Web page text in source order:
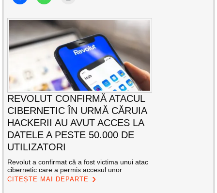
REVOLUT CONFIRMĂ ATACUL
CIBERNETIC ÎN URMĂ CĂRUIA
HACKERII AU AVUT ACCES LA
DATELE A PESTE 50.000 DE
UTILIZATORI
Revolut a confirmat că a fost victima unui atac
cibernetic care a permis accesul unor
CITEȘTE MAI DEPARTE